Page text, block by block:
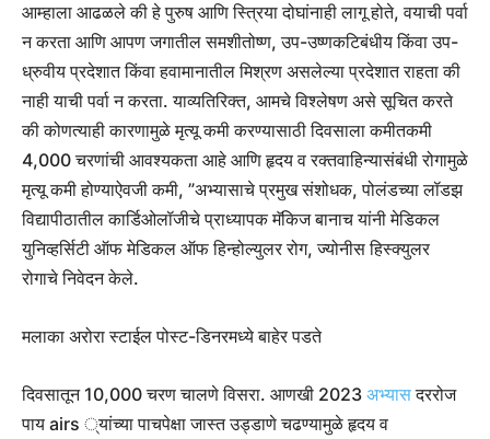
आम्हाला आढळले की हे पुरुष आणि स्त्रिया दोघांनाही लागू होते, वयाची पर्वा
न करता आणि आपण जगातील समशीतोष्ण, उप-उष्णकटिबंधीय किंवा उप-
ध्रुवीय प्रदेशात किंवा हवामानातील मिश्रण असलेल्या प्रदेशात राहता की
नाही याची पर्वा न करता.याव्यतिरिक्त, आमचे विश्लेषण असे सूचित करते
की कोणत्याही कारणामुळे मृत्यू कमी करण्यासाठी दिवसाला कमीतकमी
4,000 चरणांची आवश्यकता आहे आणि हृदय व रक्तवाहिन्यासंबंधी रोगामुळे
मृत्यू कमी होण्याऐवजी कमी, ”अभ्यासाचे प्रमुख संशोधक, पोलंडच्या लॉडझ
विद्यापीठातील कार्डिओलॉजीचे प्राध्यापक मॅकिज बानाच यांनी मेडिकल
युनिव्हर्सिटी ऑफ मेडिकल ऑफ हिन्होल्युलर रोग, ज्योनीस हिस्क्युलर
रोगाचे निवेदन केले.
मलाका अरोरा स्टाईल पोस्ट-डिनरमध्ये बाहेर पडते
दिवसातून 10,000 चरण चालणे विसरा. आणखी 2023 अभ्यासदररोज
पाय airs ्यांच्या पाचपेक्षा जास्त उड्डाणे चढण्यामुळे हृदय व